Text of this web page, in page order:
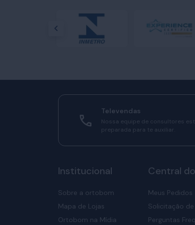
Televendas
Nossa equipe de consultores
preparada para te auxiliar.
Institucional
Sobre a ortobom
Mapa de Lojas
Ortobom na Mídia
Central
Meus Pedidos
Solicitação
Perguntas